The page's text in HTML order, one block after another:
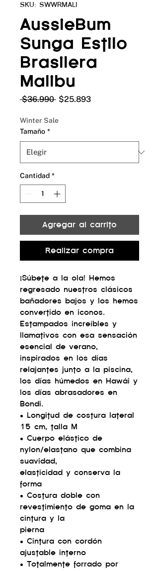
SKU: SWWRMALI
AussieBum
Sunga Estilo
Brasilera
Malibu
$36.990 Precio
$25.893Precio
Winter Sale
Tamaño *
Cantidad *
Agregar al carrito
Realizar compra
¡Súbete a la ola! Hemos
regresado nuestros clásicos
bañadores bajos y los hemos
convertido en iconos.
Estampados increíbles y
llamativos con esa sensación
esencial de verano,
inspirados en los días
relajantes junto a la piscina,
los días húmedos en Hawái y
los días abrasadores en
Bondi.
• Longitud de costura lateral
15 cm, talla M
• Cuerpo elástico de
nylon/elastano que combina
suavidad,
elasticidad y conserva la
forma
• Costura doble con
revestimiento de goma en la
cintura y la
pierna
• Cintura con cordón
ajustable interno
• Totalmente forrado por